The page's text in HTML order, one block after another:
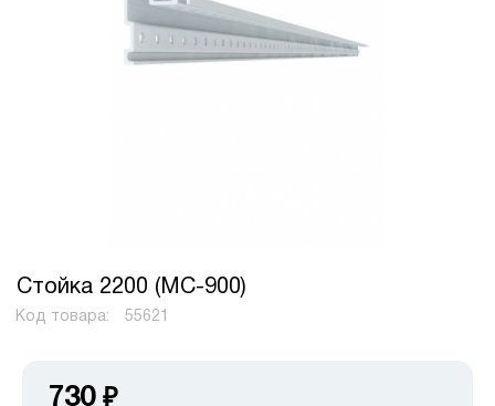
Стойка 2200 (МС-900)
Код товара: 55621
730 ₽